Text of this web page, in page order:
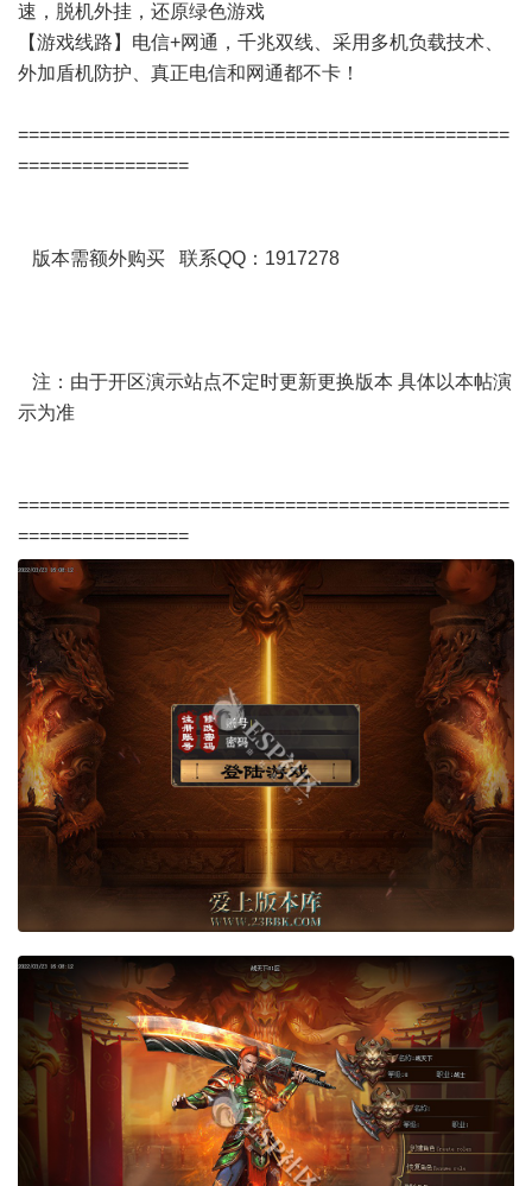
速，脱机外挂，还原绿色游戏
【游戏线路】电信+网通，千兆双线、采用多机负载技术、
外加盾机防护、真正电信和网通都不卡！
==============================================
================
版本需额外购买 联系QQ：1917278
注：由于开区演示站点不定时更新更换版本 具体以本帖演
示为准
==============================================
================